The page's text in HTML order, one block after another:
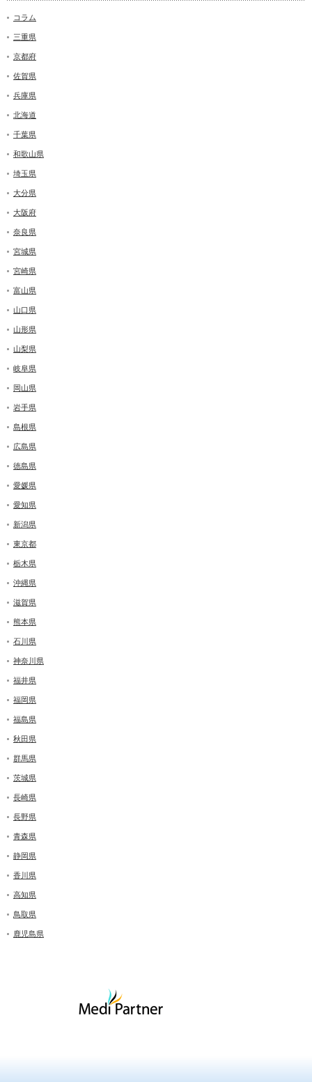
コラム
三重県
京都府
佐賀県
兵庫県
北海道
千葉県
和歌山県
埼玉県
大分県
大阪府
奈良県
宮城県
宮崎県
富山県
山口県
山形県
山梨県
岐阜県
岡山県
岩手県
島根県
広島県
徳島県
愛媛県
愛知県
新潟県
東京都
栃木県
沖縄県
滋賀県
熊本県
石川県
神奈川県
福井県
福岡県
福島県
秋田県
群馬県
茨城県
長崎県
長野県
青森県
静岡県
香川県
高知県
鳥取県
鹿児島県